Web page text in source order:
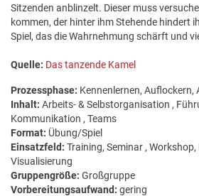
Sitzenden anblinzelt. Dieser muss
kommen, der hinter ihm Stehende hindert
Spiel, das die Wahrnehmung schärft und
Quelle: Das tanzende Kamel
Prozessphase: Kennenlernen, Auflockern,
Inhalt: Arbeits- & Selbstorganisation ,
Kommunikation , Teams
Format: Übung/Spiel
Einsatzfeld: Training, Seminar ,
Visualisierung
Gruppengröße: Großgruppe
Vorbereitungsaufwand: gering